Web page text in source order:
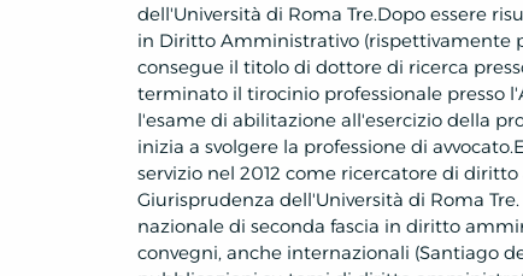
dell'Università di Roma Tre.Dopo essere
in Diritto Amministrativo (rispettivamente
consegue il titolo di dottore di ricerca
terminato il tirocinio professionale presso
l'esame di abilitazione all'esercizio della
inizia a svolgere la professione di
servizio nel 2012 come ricercatore di
Giurisprudenza dell'Università di Roma
nazionale di seconda fascia in diritto
convegni, anche internazionali (Santiago